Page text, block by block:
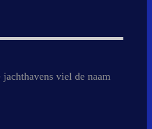
viel de naam